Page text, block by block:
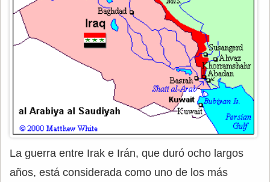
La guerra entre Irak e Irán, que duró ocho largos
años, está considerada como uno de los más